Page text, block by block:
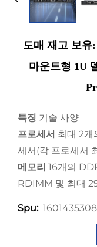
도매 재고 보유
마운트형 1U
특징 기술 사양
프로세서 최대 2개
세서(각 프로세서
메모리 16개의
RDIMM 및 최대
Spu: